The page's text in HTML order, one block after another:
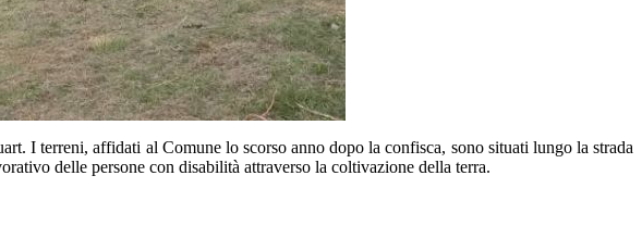
I terreni, affidati al Comune lo scorso anno dopo la confisca, sono situati lungo la strada
delle persone con disabilità attraverso la coltivazione della terra.